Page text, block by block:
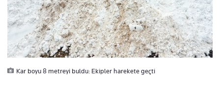
Kar boyu 8 metreyi buldu: Ekipler harekete geçti